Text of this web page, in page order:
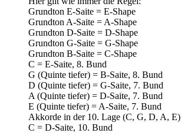
Grundton E-Saite = E-Shape
Grundton A-Saite = A-Shape
Grundton D-Saite = D-Shape
Grundton G-Saite = G-Shape
Grundton B-Saite = C-Shape
C = E-Saite, 8. Bund
G (Quinte tiefer) = B-Saite, 8. Bund
D (Quinte tiefer) = G-Saite, 7. Bund
A (Quinte tiefer) = D-Saite, 7. Bund
E (Quinte tiefer) = A-Saite, 7. Bund
Akkorde in der 10. Lage (C, G, D, A, E)
C = D-Saite, 10. Bund